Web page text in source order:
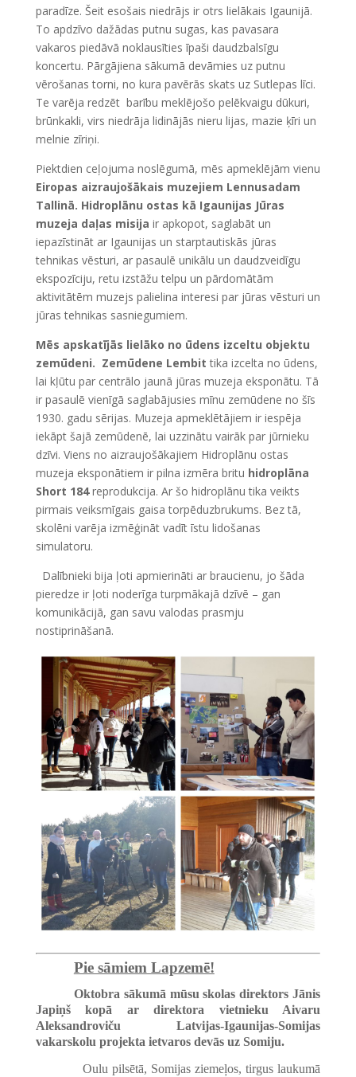
paradīze. Šeit esošais niedrājs ir otrs lielākais Igaunijā.
To apdzīvo dažādas putnu sugas, kas pavasara
vakaros piedāvā noklausīties īpaši daudzbalsīgu
koncertu. Pārgājiena sākumā devāmies uz putnu
vērošanas torni, no kura pavērās skats uz Sutlepas līci.
Te varēja redzēt barību meklējošo pelēkvaigu dūkuri,
brūnkakli, virs niedrāja lidinājās nieru lijas, mazie ķīri un
melnie zīriņi.
Piektdien ceļojuma noslēgumā, mēs apmeklējām vienu
Eiropas aizraujošākais muzejiem Lennusadam
Tallinā. Hidroplānu ostas kā Igaunijas Jūras
muzeja daļas misija ir apkopot, saglabāt un
iepazīstināt ar Igaunijas un starptautiskās jūras
tehnikas vēsturi, ar pasaulē unikālu un daudzveidīgu
ekspozīciju, retu izstāžu telpu un pārdomātām
aktivitātēm muzejs palielina interesi par jūras vēsturi un
jūras tehnikas sasniegumiem.
Mēs apskatījās lielāko no ūdens izceltu objektu
zemūdeni. Zemūdene Lembit tika izcelta no ūdens,
lai kļūtu par centrālo jaunā jūras muzeja eksponātu. Tā
ir pasaulē vienīgā saglabājusies mīnu zemūdene no šīs
1930. gadu sērijas. Muzeja apmeklētājiem ir iespēja
iekāpt šajā zemūdenē, lai uzzinātu vairāk par jūrnieku
dzīvi. Viens no aizraujošākajiem Hidroplānu ostas
muzeja eksponātiem ir pilna izmēra britu hidroplāna
Short 184reprodukcija. Ar šo hidroplānu tika veikts
pirmais veiksmīgais gaisa torpēduzbrukums. Bez tā,
skolēni varēja izmēģināt vadīt īstu lidošanas
simulatoru.
Dalībnieki bija ļoti apmierināti ar braucienu, jo šāda
pieredze ir ļoti noderīga turpmākajā dzīvē – gan
komunikācijā, gan savu valodas prasmju
nostiprināšanā.
Pie sāmiem Lapzemē!
Oktobra sākumā mūsu skolas direktors Jānis
Japiņš kopā ar direktora vietnieku Aivaru
Aleksandroviču Latvijas-Igaunijas-Somijas
vakarskolu projekta ietvaros devās uz Somiju.
Oulu pilsētā, Somijas ziemeļos, tirgus laukumā